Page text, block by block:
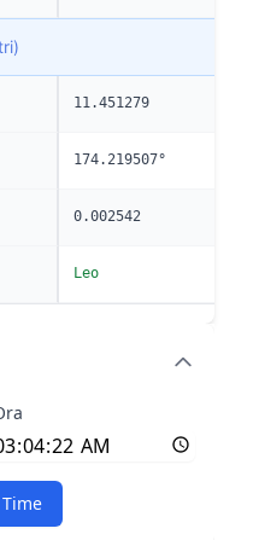
11.451279
174.219507°
0.002542
Leo